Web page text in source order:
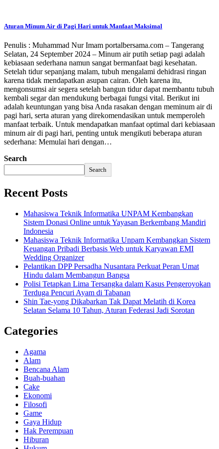
Aturan Minum Air di Pagi Hari untuk Manfaat Maksimal
Penulis : Muhammad Nur Imam portalbersama.com – Tangerang
Selatan, 24 September 2024 – Minum air putih setiap pagi adalah
kebiasaan sederhana namun sangat bermanfaat bagi kesehatan.
Setelah tidur sepanjang malam, tubuh mengalami dehidrasi ringan
karena tidak mendapatkan asupan cairan. Oleh karena itu,
mengonsumsi air segera setelah bangun tidur dapat membantu tubuh
kembali segar dan mendukung berbagai fungsi vital. Berikut ini
adalah keuntungan yang bisa Anda rasakan dengan meminum air di
pagi hari, serta aturan yang direkomendasikan untuk memperoleh
manfaat terbaik. Untuk mendapatkan manfaat optimal dari kebiasaan
minum air di pagi hari, penting untuk mengikuti beberapa aturan
sederhana: Memulai hari dengan…
Search
Search
Recent Posts
Mahasiswa Teknik Informatika UNPAM Kembangkan
Sistem Donasi Online untuk Yayasan Berkembang Mandiri
Indonesia
Mahasiswa Teknik Informatika Unpam Kembangkan Sistem
Keuangan Pribadi Berbasis Web untuk Karyawan EMI
Wedding Organizer
Pelantikan DPP Persadha Nusantara Perkuat Peran Umat
Hindu dalam Membangun Bangsa
Polisi Tetapkan Lima Tersangka dalam Kasus Pengeroyokan
Terduga Pencuri Ayam di Tabanan
Shin Tae-yong Dikabarkan Tak Dapat Melatih di Korea
Selatan Selama 10 Tahun, Aturan Federasi Jadi Sorotan
Categories
Agama
Alam
Bencana Alam
Buah-buahan
Cake
Ekonomi
Filosofi
Game
Gaya Hidup
Hak Perempuan
Hiburan